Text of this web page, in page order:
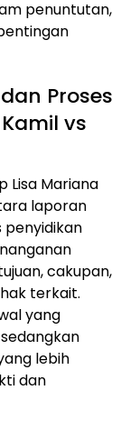
penuntutan,
Proses
vs
Lisa Mariana
laporan
penyidikan
cakupan,
terkait.
yang
lebih
dan